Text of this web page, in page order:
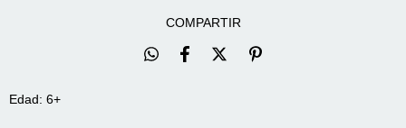
COMPARTIR
Edad: 6+